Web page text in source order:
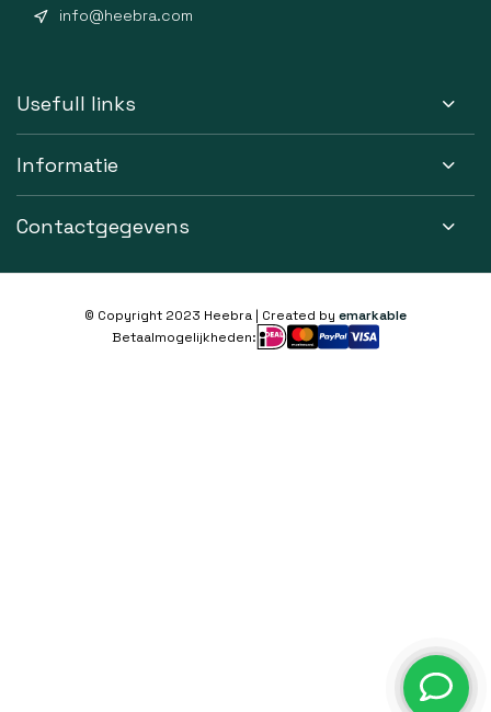
info@heebra.com
Usefull links
Informatie
Contactgegevens
© Copyright 2023 Heebra | Created by emarkable
Betaalmogelijkheden: